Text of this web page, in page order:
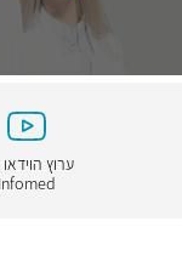
ערוץ
Infomed